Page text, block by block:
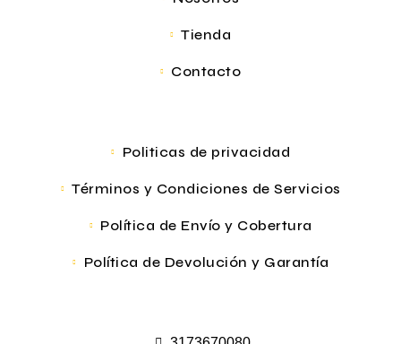
Tienda
Contacto
Politicas de privacidad
Términos y Condiciones de Servicios
Política de Envío y Cobertura
Política de Devolución y Garantía